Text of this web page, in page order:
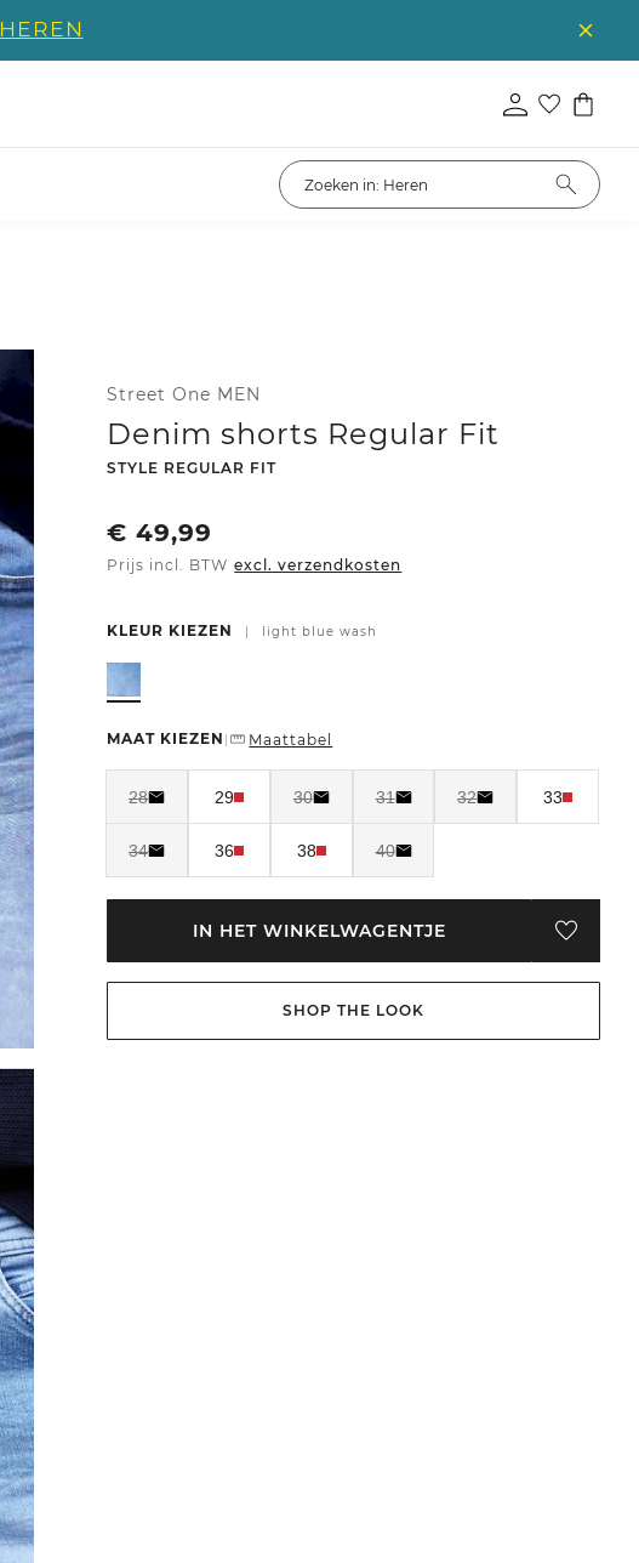
HEREN
Street One MEN
Denim shorts Regular Fit
-
STYLE REGULAR FIT
€ 49,99
Prijs incl. BTW excl. verzendkosten
KLEUR KIEZEN | light blue wash
MAAT KIEZEN | Maattabel
28 29 30 31 32 33
34 36 38 40
IN HET WINKELWAGENTJE
SHOP THE LOOK